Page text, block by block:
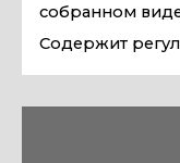
собранном
Содержит